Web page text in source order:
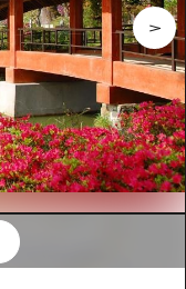
方向导